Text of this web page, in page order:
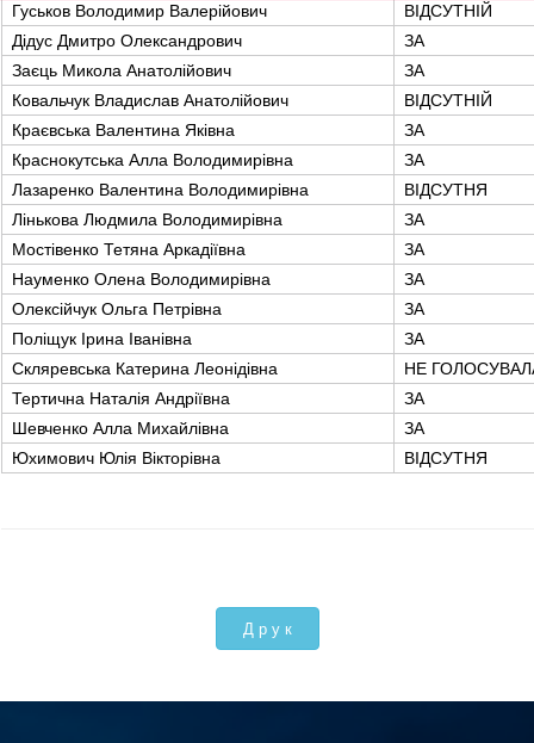
Гуськов Володимир Валерійович
ВІДСУТНІЙ
Дідус Дмитро Олександрович
ЗА
Заєць Микола Анатолійович
ЗА
Ковальчук Владислав Анатолійович
ВІДСУТНІЙ
Краєвська Валентина Яківна
ЗА
Краснокутська Алла Володимирівна
ЗА
Лазаренко Валентина Володимирівна
ВІДСУТНЯ
Лінькова Людмила Володимирівна
ЗА
Мостівенко Тетяна Аркадіївна
ЗА
Науменко Олена Володимирівна
ЗА
Олексійчук Ольга Петрівна
ЗА
Поліщук Ірина Іванівна
ЗА
Скляревська Катерина Леонідівна
НЕ
Тертична Наталія Андріївна
ЗА
Шевченко Алла Михайлівна
ЗА
Юхимович Юлія Вікторівна
ВІДСУТНЯ